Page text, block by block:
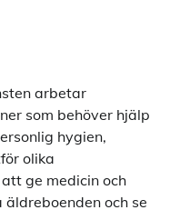
arbetar
som behöver hjälp
hygien,
olika
ge medicin och
och se